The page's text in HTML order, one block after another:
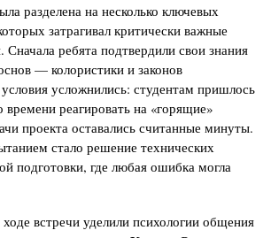
разделена на несколько ключевых
затрагивал критически важные
ребята подтвердили свои знания
— колористики и законов
усложнились: студентам пришлось
времени реагировать на «горящие»
проекта оставались считанные минуты.
стало решение технических
подготовки, где любая ошибка могла
встречи уделили психологии общения